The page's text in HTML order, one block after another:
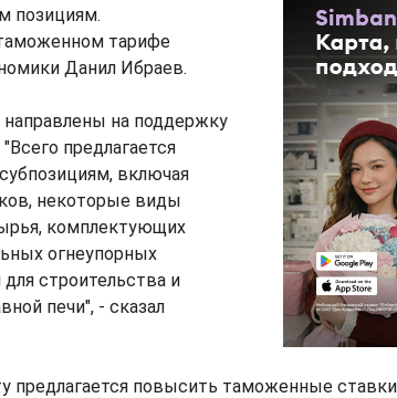
позициям.
тарифе
Данил Ибраев.
на поддержку
предлагается
включая
некоторые виды
комплектующих
огнеупорных
строительства и
печи", - сказал
предлагается повысить таможенные